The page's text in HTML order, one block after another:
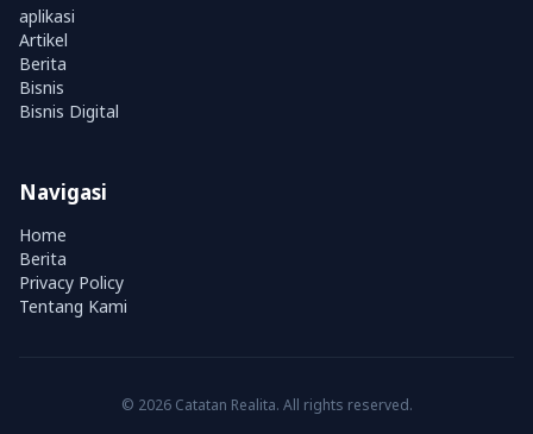
aplikasi
Artikel
Berita
Bisnis
Bisnis Digital
Navigasi
Home
Berita
Privacy Policy
Tentang Kami
© 2026 Catatan Realita. All rights reserved.